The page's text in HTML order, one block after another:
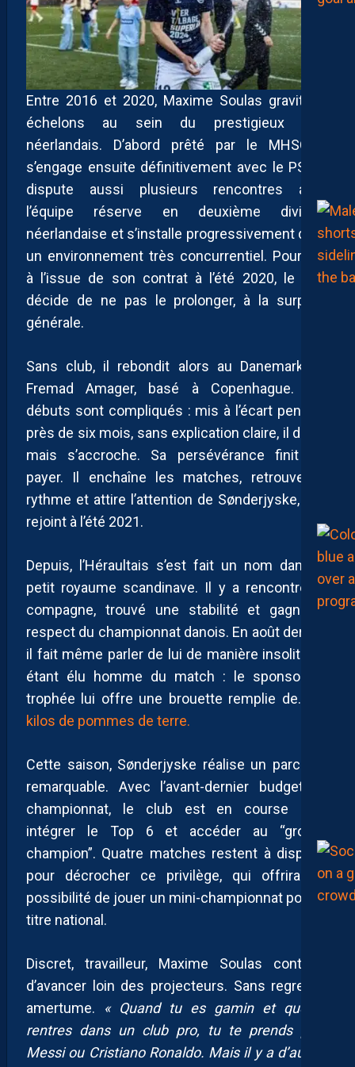
Entre 2016 et 2020, Maxime Soulas gravit les
échelons au sein du prestigieux club
néerlandais. D’abord prêté par le MHSC, il
s’engage ensuite définitivement avec le PSV. Il
dispute aussi plusieurs rencontres avec
l’équipe réserve en deuxième division
néerlandaise et s’installe progressivement dans
un environnement très concurrentiel. Pourtant,
à l’issue de son contrat à l’été 2020, le club
décide de ne pas le prolonger, à la surprise
générale.
Sans club, il rebondit alors au Danemark, au
Fremad Amager, basé à Copenhague. Les
débuts sont compliqués : mis à l’écart pendant
près de six mois, sans explication claire, il doute
mais s’accroche. Sa persévérance finit par
payer. Il enchaîne les matches, retrouve du
rythme et attire l’attention de Sønderjyske, qu’il
rejoint à l’été 2021.
Depuis, l’Héraultais s’est fait un nom dans le
petit royaume scandinave. Il y a rencontré sa
compagne, trouvé une stabilité et gagné le
respect du championnat danois. En août dernier,
il fait même parler de lui de manière insolite en
étant élu homme du match : le sponsor du
trophée lui offre une brouette remplie de…
kilos de pommes de terre.
Cette saison, Sønderjyske réalise un parcours
remarquable. Avec l’avant-dernier budget du
championnat, le club est en course pour
intégrer le Top 6 et accéder au “groupe
champion”. Quatre matches restent à disputer
pour décrocher ce privilège, qui offrirait la
possibilité de jouer un mini-championnat pour le
titre national.
Discret, travailleur, Maxime Soulas continue
d’avancer loin des projecteurs. Sans regret, ni
amertume. « Quand tu es gamin et que tu
rentres dans un club pro, tu te prends pour
Messi ou Cristiano Ronaldo. Mais il y a d’autres